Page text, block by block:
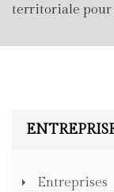
territoriale pour
Entreprises